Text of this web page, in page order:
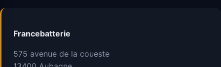
Francebatterie
575 avenue de la coueste